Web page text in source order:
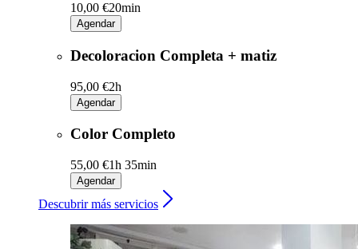
10,00 €20min
Agendar
Decoloracion Completa + matiz
95,00 €2h
Agendar
Color Completo
55,00 €1h 35min
Agendar
Descubrir más servicios